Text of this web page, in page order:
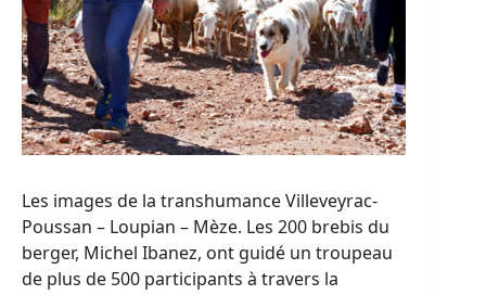
Les images de la transhumance Villeveyrac-
Poussan – Loupian – Mèze. Les 200 brebis du
berger, Michel Ibanez, ont guidé un troupeau
de plus de 500 participants à travers la